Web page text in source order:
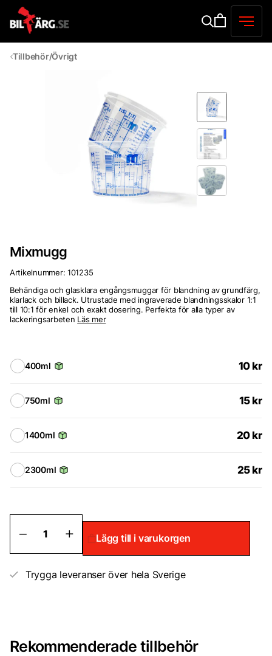
Tillbehör/Övrigt
Mixmugg
Artikelnummer: 101235
Behändiga och glasklara engångsmuggar för blandning av grundfärg,
klarlack och billack. Utrustade med ingraverade blandningsskalor 1:1
till 10:1 för enkel och exakt dosering. Perfekta för alla typer av
lackeringsarbeten Läs mer
400ml 10 kr
750ml 15 kr
1400ml 20 kr
2300ml 25 kr
Mixmugg
mängd
Lägg till i varukorgen
Trygga leveranser över hela Sverige
Rekommenderade tillbehör